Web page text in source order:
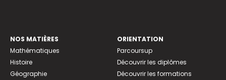
NOS MATIÈRES
Mathématiques
Histoire
Géographie
ORIENTATION
Parcoursup
Découvrir les diplômes
Découvrir les formations